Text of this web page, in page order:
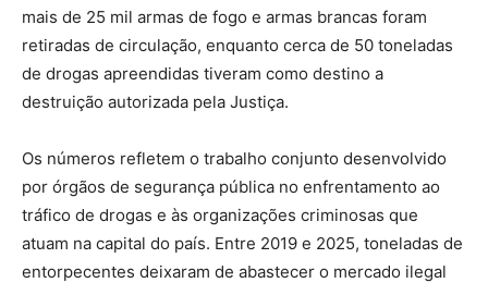
mais de 25 mil armas de fogo e armas brancas foram
retiradas de circulação, enquanto cerca de 50 toneladas
de drogas apreendidas tiveram como destino a
destruição autorizada pela Justiça.
Os números refletem o trabalho conjunto desenvolvido
por órgãos de segurança pública no enfrentamento ao
tráfico de drogas e às organizações criminosas que
atuam na capital do país. Entre 2019 e 2025, toneladas de
entorpecentes deixaram de abastecer o mercado ilegal